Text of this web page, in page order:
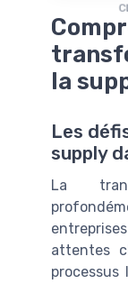
la
Les
supply
La
attentes